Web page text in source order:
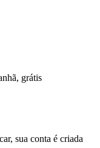
grátis
sua conta é criada